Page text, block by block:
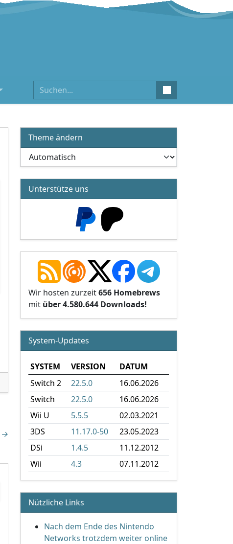
Suchen
→
Theme ändern
Unterstütze uns
Wir hosten zurzeit656 Homebrews
mit über 4.580.644 Downloads!
System-Updates
SYSTEM VERSION
DATUM
Switch 2
22.5.0
16.06.2026
Switch
22.5.0
16.06.2026
Wii U
5.5.5
02.03.2021
3DS
11.17.0-50
23.05.2023
DSi
1.4.5
11.12.2012
Wii
4.3 07.11.2012
Nützliche Links
Nach dem Ende des Nintendo
Networks trotzdem weiter online